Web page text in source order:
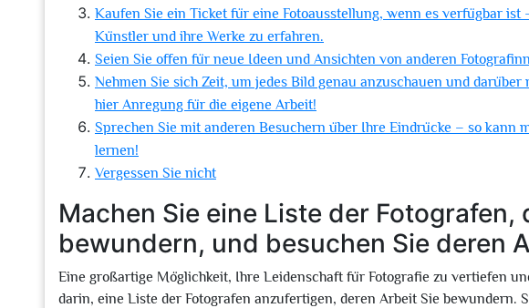
Kaufen Sie ein Ticket für eine Fotoausstellung, wenn es verfügbar ist
Künstler und ihre Werke zu erfahren.
Seien Sie offen für neue Ideen und Ansichten von anderen
Nehmen Sie sich Zeit, um jedes Bild genau anzuschauen und
hier Anregung für die eigene Arbeit!
Sprechen Sie mit anderen Besuchern über Ihre Eindrücke – so kann
lernen!
Vergessen Sie nicht
Machen Sie eine Liste der Fotografen,
bewundern, und besuchen Sie deren
Eine großartige Möglichkeit, Ihre Leidenschaft für Fotografie zu vertiefen
darin, eine Liste der Fotografen anzufertigen, deren Arbeit Sie bewundern.